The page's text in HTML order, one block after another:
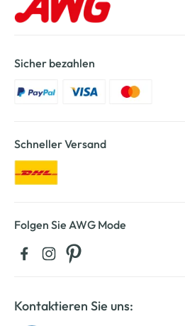
Sicher bezahlen
Schneller Versand
Folgen Sie AWG Mode
Kontaktieren Sie uns: